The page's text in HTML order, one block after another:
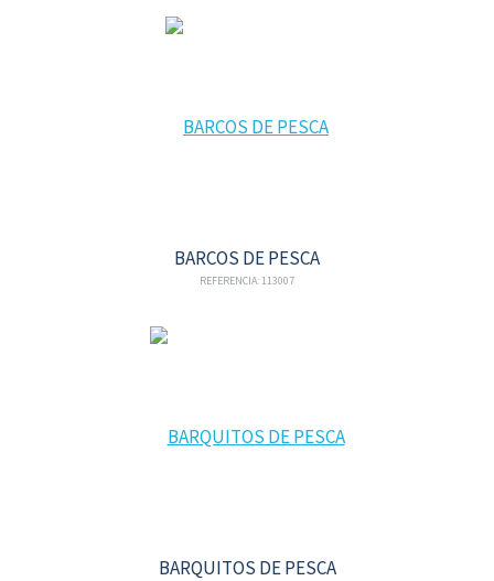
BARCOS DE PESCA
REFERENCIA: 113007
BARQUITOS DE PESCA